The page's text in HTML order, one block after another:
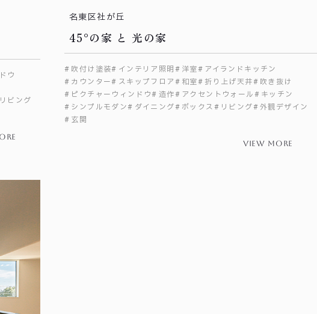
ウ
リビング
名東区社が丘
45°の家 と 光の家
吹付け塗装 インテリア照明 洋室
アイランドキッチン
カウンター
スキップフロア 和室 折り上げ天井
吹き抜け
ピクチャーウィンドウ
造作 アクセントウォール
キッチン
シンプルモダン
ダイニング ボックス リビング
外観デザイン
玄関
view more